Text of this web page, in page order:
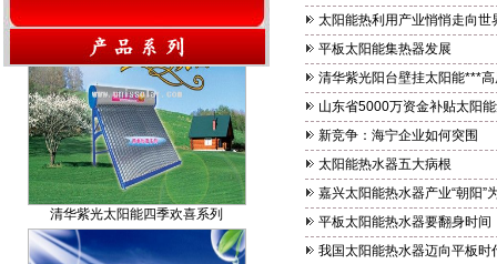
清华紫光
清华紫光
（3C）
国强制认
格的审核
清华紫光太阳能四季欢喜系列
太阳能热利用产业悄悄走向世
平板太阳能集热器发展
清华紫光阳台壁挂太阳能***
山东省5000万资金补贴太阳
新竞争：海宁企业如何突围
太阳能热水器五大病根
嘉兴太阳能热水器产业“朝阳”
平板太阳能热水器要翻身时间
我国太阳能热水器迈向平板时